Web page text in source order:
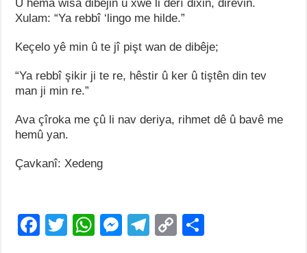
Û hema wisa dibêjin û xwe li derî dixin, direvin.
Xulam: “Ya rebbî ‘lingo me hilde.”
Keçelo yê min û te jî pişt wan de dibêje;
“Ya rebbî şikir ji te re, hêstir û ker û tiştên din tev
man ji min re.”
Ava çîroka me çû li nav deriya, rihmet dê û bavê me
hemû yan.
Çavkanî: Xedeng
F
T
W
M
T
C